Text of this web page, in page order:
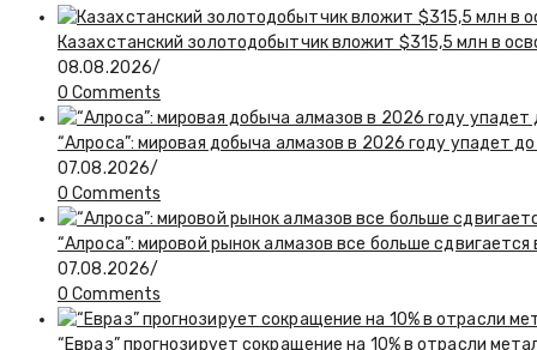
Казахстанский золотодобытчик вложит $315,5 млн в
08.08.2026/
0 Comments
“Алроса”: мировая добыча алмазов в 2026 году упадет
07.08.2026/
0 Comments
“Алроса”: мировой рынок алмазов все больше
07.08.2026/
0 Comments
“Евраз” прогнозирует сокращение на 10% в отрасли